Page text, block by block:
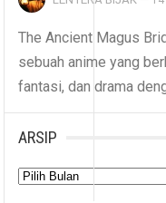
The Ancient Magus
sebuah anime yang
fantasi, dan drama
ARSIP
Arsip